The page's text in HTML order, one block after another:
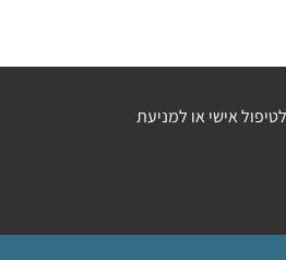
אישי או למניעת